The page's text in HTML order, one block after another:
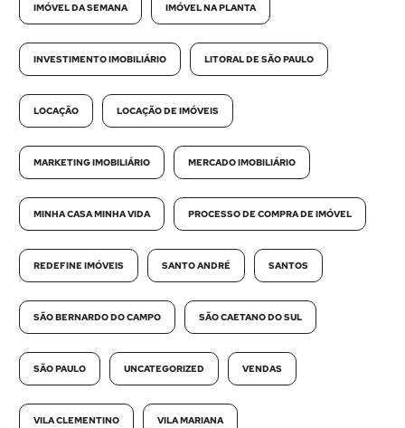
IMÓVEL DA SEMANA IMÓVEL NA PLANTA
INVESTIMENTO IMOBILIÁRIO LITORAL DE SÃO PAULO
LOCAÇÃO LOCAÇÃO DE IMÓVEIS
MARKETING IMOBILIÁRIO MERCADO IMOBILIÁRIO
MINHA CASA MINHA VIDA PROCESSO DE COMPRA DE IMÓVEL
REDEFINE IMÓVEIS SANTO ANDRÉ SANTOS
SÃO BERNARDO DO CAMPO SÃO CAETANO DO SUL
SÃO PAULO UNCATEGORIZED VENDAS
VILA CLEMENTINO VILA MARIANA